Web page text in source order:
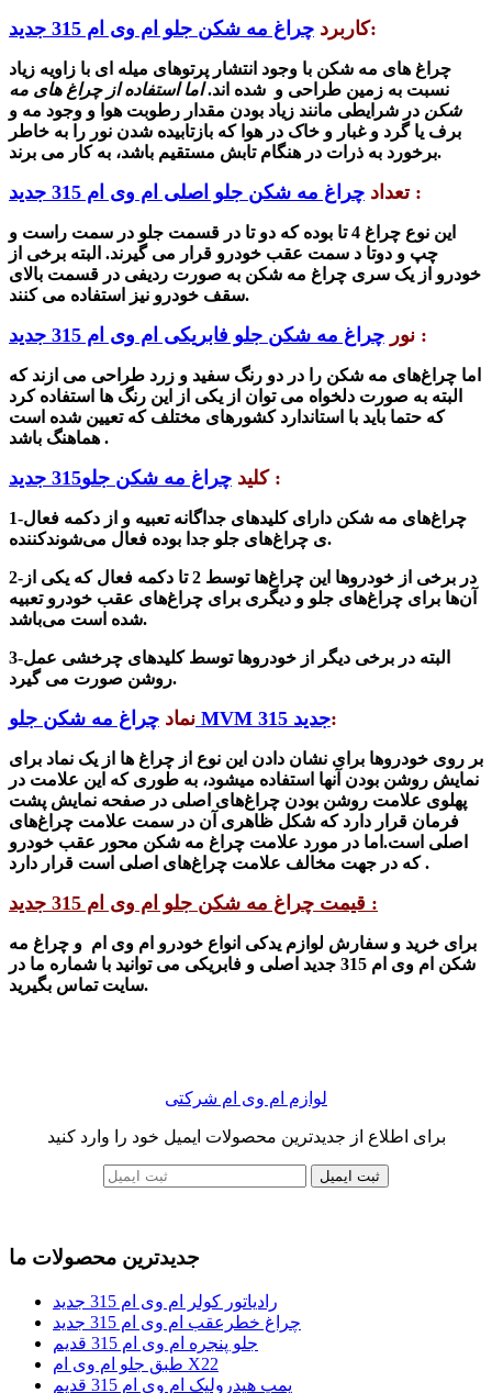
کاربرد چراغ مه شکن جلو ام وی ام 315 جدید :
چراغ های مه شکن با وجود انتشار پرتوهای میله ای با زاویه زیاد
نسبت به زمین طراحی و شده اند. اما استفاده از چراغ های مه
شکن در شرایطی مانند زیاد بودن مقدار رطوبت هوا و وجود مه و
برف یا گرد و غبار و خاک در هوا که بازتابیده شدن نور را به خاطر
برخورد به ذرات در هنگام تابش مستقیم باشد، به کار می برند.
تعداد چراغ مه شکن جلو اصلی ام وی ام 315 جدید :
این نوع چراغ 4 تا بوده که دو تا در قسمت جلو در سمت راست و
چپ و دوتا د سمت عقب خودرو قرار می گیرند. البته برخی از
خودرو از یک سری چراغ مه شکن به صورت ردیفی در قسمت بالای
سقف خودرو نیز استفاده می کنند.
نور چراغ مه شکن جلو فابریکی ام وی ام 315 جدید :
اما چراغ‌های مه شکن را در دو رنگ سفید و زرد طراحی می ازند که
البته به صورت دلخواه می توان از یکی از این رنگ ها استفاده کرد
که حتما باید با استاندارد کشور‌های مختلف که تعیین شده است
هماهنگ باشد .
کلید چراغ مه شکن جلو315 جدید :
1-چراغ‌های مه شکن دارای کلیدهای جداگانه تعبیه و از دکمه فعال
کننده‎‌ی چراغ‌های جلو جدا بوده فعال می‌شوند.
2-در برخی از خودرو‌ها این چراغ‌ها توسط 2 تا دکمه فعال که یکی از
آن‌ها برای چراغ‌های جلو و دیگری برای چراغ‌های عقب خودرو تعبیه
شده است می‌باشد.
3-البته در برخی دیگر از خودرو‌ها توسط کلید‌های چرخشی عمل
روشن صورت می گیرد.
نماد چراغ مه شکن جلو MVM 315 جدید:
بر روی خودرو‌ها برای نشان دادن این نوع از چراغ ها از یک نماد برای
نمایش روشن بودن آنها استفاده میشود، به طوری که این علامت در
پهلوی علامت روشن بودن چراغ‌های اصلی در صفحه نمایش پشت
فرمان قرار دارد که شکل ظاهری آن در سمت علامت چراغ‌های
اصلی است.اما در مورد علامت چراغ مه شکن محور عقب خودرو
که در جهت مخالف علامت چراغ‌های اصلی است قرار دارد .
قیمت چراغ مه شکن جلو ام وی ام 315 جدید :
برای خرید و سفار ش لوازم یدکی انواع خودرو ام وی ام و چراغ مه
شکن ام وی ام 315 جدید اصلی و فابریکی می توانید با
شماره ما در
سایت تماس بگیرید.
لوازم ام وی ام شرکتی
برای اطلاع از جدیدترین محصولات ایمیل خود را وارد کنید
ثبت ایمیل
جدیدترین محصولات ما
رادیاتور کولر ام وی ام 315 جدید
چراغ خطرعقب ام وی ام 315 جدید
جلو پنجره ام وی ام 315 قدیم
طبق جلو ام وی ام X22
پمپ هیدرولیک ام وی ام 315 قدیم